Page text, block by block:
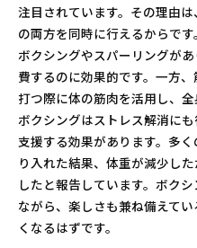
注目されています。その理由
の両方を同時に行えるからで
ボクシングやスパーリングが
費するのに効果的です。一方
打つ際に体の筋肉を活用し、
ボクシングはストレス解消に
支援する効果があります。多
り入れた結果、体重が減少し
したと報告しています。ボク
ながら、楽しさも兼ね備えて
くなるはずです。